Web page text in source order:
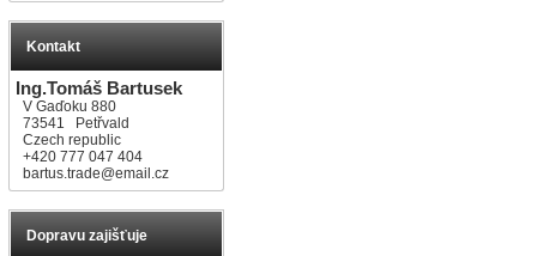
Kontakt
Ing.Tomáš Bartusek
V Gaďoku 880
73541 Petřvald
Czech republic
+420 777 047 404
bartus.trade@email.cz
Dopravu zajišťuje